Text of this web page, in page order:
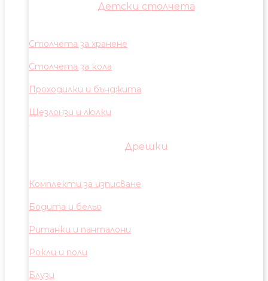
Детски столчета
Столчета за хранене
Столчета за кола
Проходилки и бънджита
Шезлонзи и люлки
Дрешки
Комплекти за изписване
Бодита и бельо
Ританки и панталони
Рокли и поли
Блузи